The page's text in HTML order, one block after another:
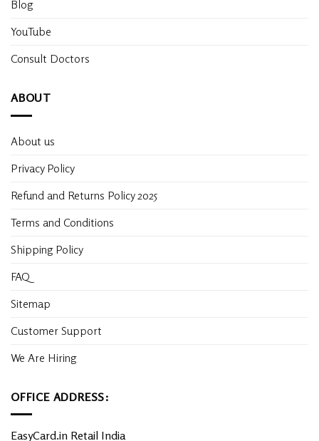
Blog
YouTube
Consult Doctors
ABOUT
About us
Privacy Policy
Refund and Returns Policy 2025
Terms and Conditions
Shipping Policy
FAQ
Sitemap
Customer Support
We Are Hiring
OFFICE ADDRESS:
EasyCard.in Retail India